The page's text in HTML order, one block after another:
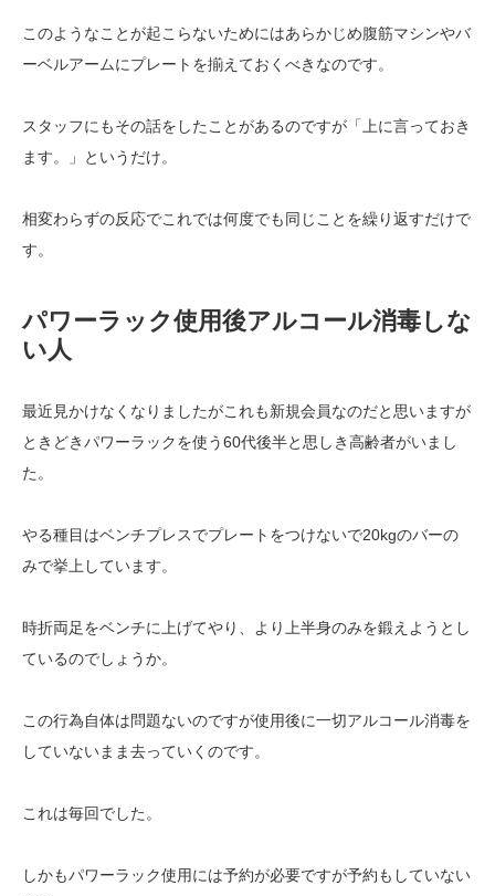
このようなことが起こらないためにはあらかじめ腹筋マシンやバ
ーベルアームにプレートを揃えておくべきなのです。
スタッフにもその話をしたことがあるのですが「上に言っておき
ます。」というだけ。
相変わらずの反応でこれでは何度でも同じことを繰り返すだけで
す。
パワーラック使用後アルコール消毒しな
い人
最近見かけなくなりましたがこれも新規会員なのだと思いますが
ときどきパワーラックを使う60代後半と思しき高齢者がいまし
た。
やる種目はベンチプレスでプレートをつけないで20kgのバーの
みで挙上しています。
時折両足をベンチに上げてやり、より上半身のみを鍛えようとし
ているのでしょうか。
この行為自体は問題ないのですが使用後に一切アルコール消毒を
していないまま去っていくのです。
これは毎回でした。
しかもパワーラック使用には予約が必要ですが予約もしていない